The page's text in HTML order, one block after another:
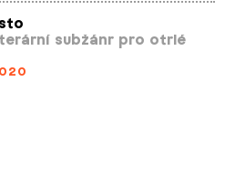
subžánr pro otrlé